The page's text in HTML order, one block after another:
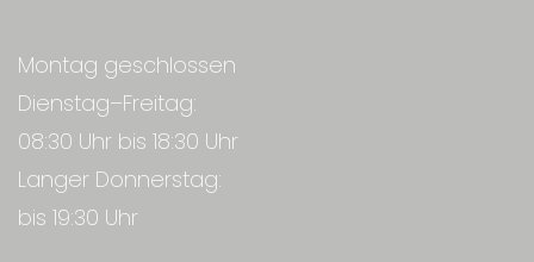
Montag geschlossen
Dienstag–Freitag:
08:30 Uhr bis 18:30 Uhr
Langer Donnerstag:
bis 19:30 Uhr